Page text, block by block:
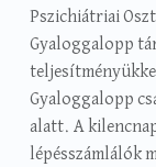
Pszichiátriai
Gyaloggalopp
Gyaloggalopp
alatt. A
lépésszámlálók